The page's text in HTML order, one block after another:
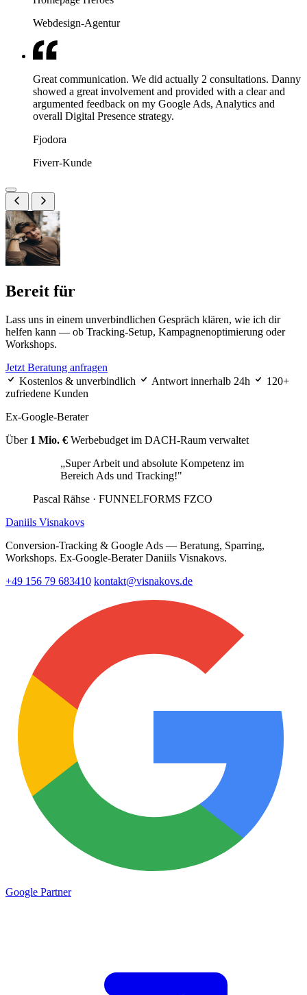
Webdesign-Agentur
Great communication. We did actually 2 consultations. Danny
showed a great involvement and provided with a clear and
argumented feedback on my Google Ads, Analytics and
overall Digital Presence strategy.
Fjodora
Fiverr-Kunde
Bereit für
Lass uns in einem unverbindlichen Gespräch klären, wie ich dir
helfen kann — ob Tracking-Setup, Kampagnenoptimierung oder
Workshops.
Jetzt Beratung anfragen
Kostenlos & unverbindlich
Antwort innerhalb 24h
120+
zufriedene Kunden
Ex-Google-Berater
Über 1 Mio. € Werbebudget im DACH-Raum verwaltet
„Super Arbeit und absolute Kompetenz im
Bereich Ads und Tracking!"
Pascal Rähse · FUNNELFORMS FZCO
Daniils Visnakovs
Conversion-Tracking & Google Ads — Beratung, Sparring,
Workshops. Ex-Google-Berater Daniils Visnakovs.
+49 156 79 683410 kontakt@visnakovs.de
Google Partner